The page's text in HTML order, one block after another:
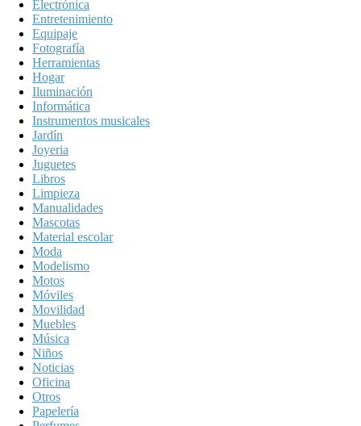
Electrónica
Entretenimiento
Equipaje
Fotografía
Herramientas
Hogar
Iluminación
Informática
Instrumentos musicales
Jardín
Joyeria
Juguetes
Libros
Limpieza
Manualidades
Mascotas
Material escolar
Moda
Modelismo
Motos
Móviles
Movilidad
Muebles
Música
Niños
Noticias
Oficina
Otros
Papelería